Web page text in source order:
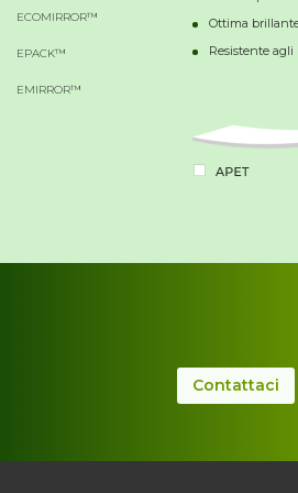
ECOMIRROR™
EPACK™
EMIRROR™
Ottima
Resistente agli
Contattaci